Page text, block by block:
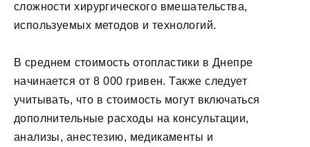
сложности хирургического вмешательства,
используемых методов и технологий.
В среднем стоимость отопластики в Днепре
начинается от 8 000 гривен. Также следует
учитывать, что в стоимость могут включаться
дополнительные расходы на консультации,
анализы, анестезию, медикаменты и